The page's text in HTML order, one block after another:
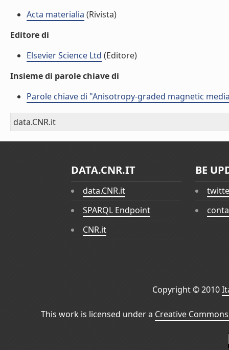
Acta materialia (Rivista)
Editore di
Elsevier Science Ltd (Editore)
Insieme di parole chiave di
Parole chiave di "Anisotropy-graded magnetic
data.CNR.it
DATA.CNR.IT
data.CNR.it
SPARQL Endpoint
CNR.it
BE
Copyright © 2010
This work is licensed under a Creative